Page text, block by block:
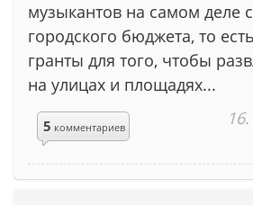
музыкантов на самом деле
городского бюджета, то
гранты для того, чтобы
на улицах и площадях...
5 комментариев